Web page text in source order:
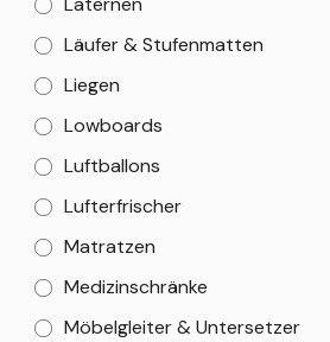
Läufer & Stufenmatten
Liegen
Lowboards
Luftballons
Lufterfrischer
Matratzen
Medizinschränke
Möbelgleiter & Untersetzer